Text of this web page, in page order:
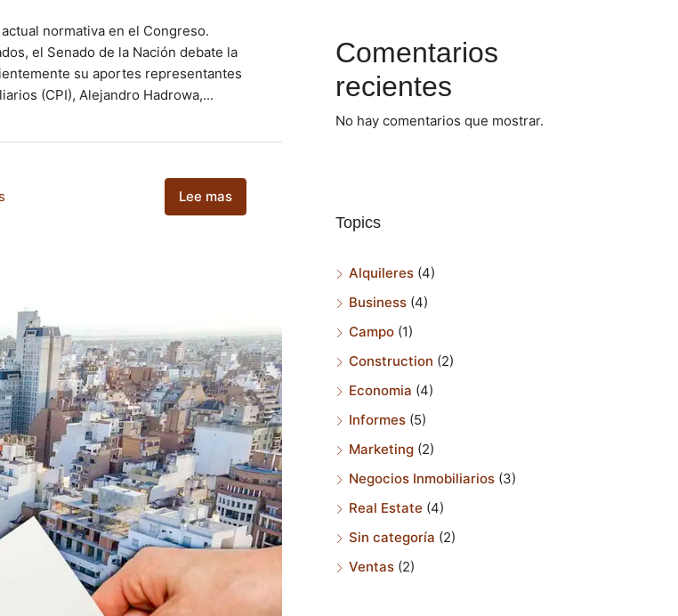
normativa en el Congreso.
el Senado de la Nación debate la
su aportes representantes
(CPI), Alejandro Hadrowa,...
Lee mas
Comentarios
recientes
No hay comentarios que mostrar.
Topics
Alquileres (4)
Business (4)
Campo (1)
Construction (2)
Economia (4)
Informes (5)
Marketing (2)
Negocios Inmobiliarios (3)
Real Estate (4)
Sin categoría (2)
Ventas (2)